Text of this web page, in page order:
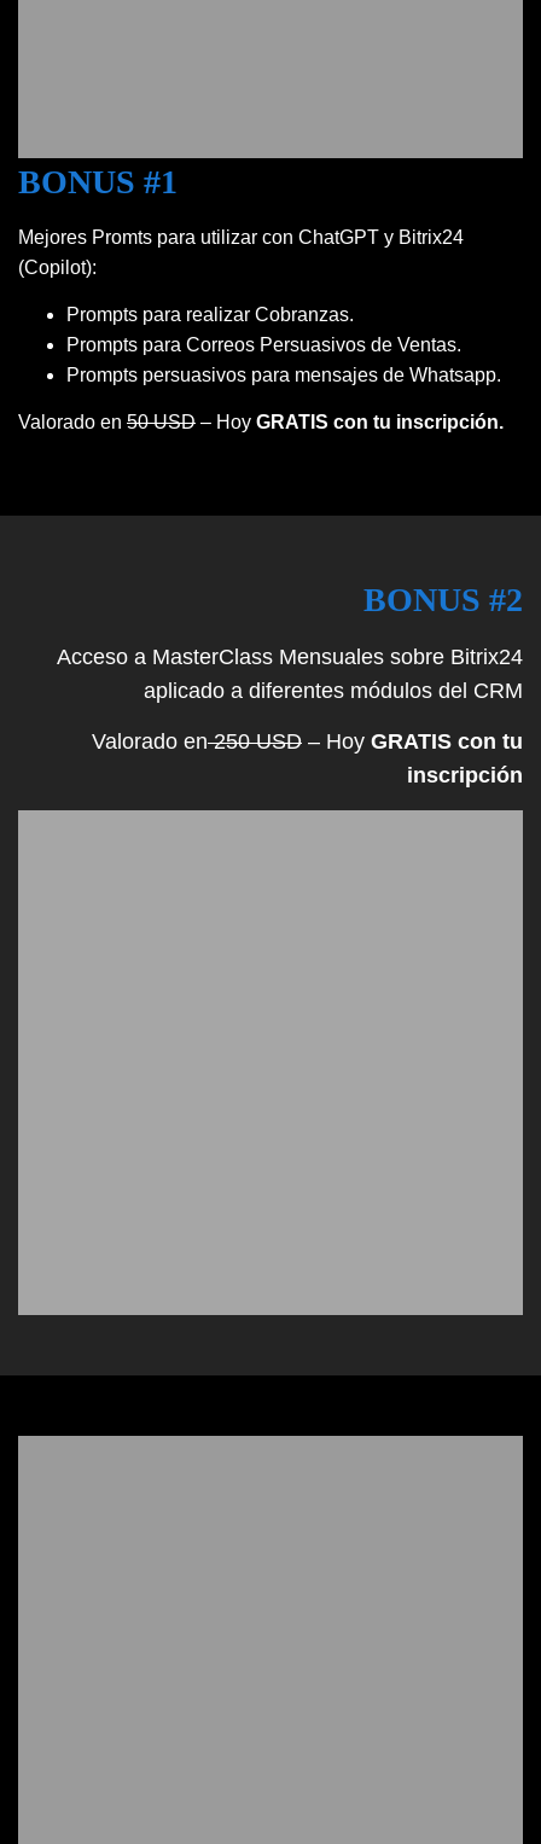
BONUS #1
Mejores Promts para utilizar con ChatGPT y Bitrix24
(Copilot):
Prompts para realizar Cobranzas.
Prompts para Correos Persuasivos de Ventas.
Prompts persuasivos para mensajes de Whatsapp.
Valorado en 50 USD – Hoy GRATIS con tu inscripción.
BONUS #2
Acceso a MasterClass Mensuales sobre Bitrix24
aplicado a diferentes módulos del CRM
Valorado en250 USD – Hoy GRATIS con tu
inscripción